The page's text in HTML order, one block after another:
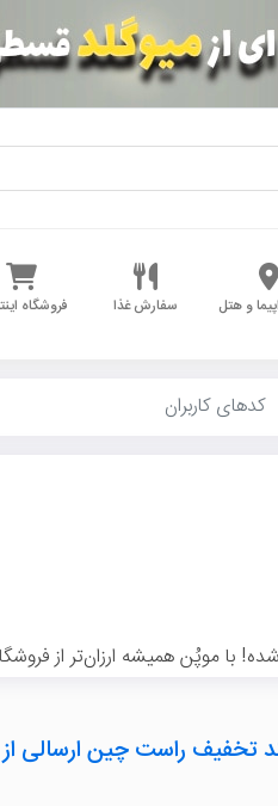
و هتل سفارش غذا فروشگاه
کدهای کاربران
موپُن همیشه ارزان‌تر از
تخفیف راست چین ارسالی از